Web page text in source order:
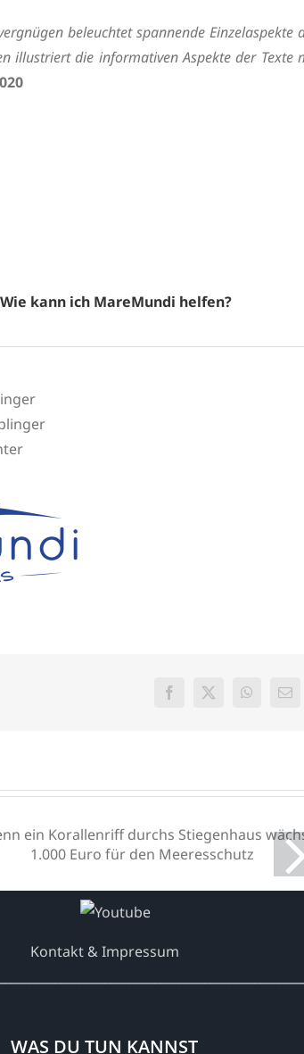
beleuchtet spannende Einzelaspekte
illustriert die informativen Aspekte der Texte
Wie kann ich MareMundi helfen?
Facebook
X
E-
Wenn ein Korallenriff
Stiegenhaus wächst:
1.000 Euro für den
Meeresschutz
Kontakt & Impressum
WAS DU TUN KANNST